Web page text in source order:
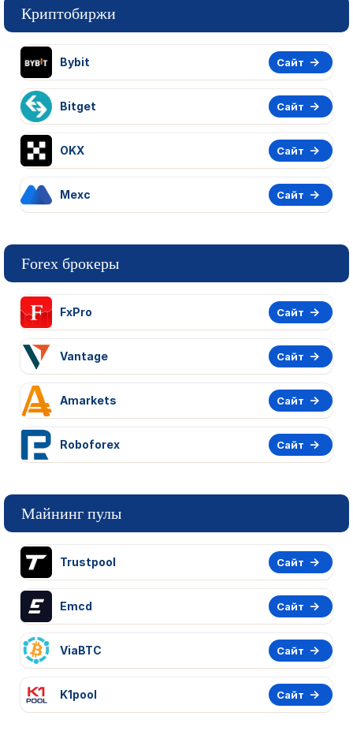
Криптобиржи
Bybit Сайт
Bitget Сайт
OKX Сайт
Mexc Сайт
Forex брокеры
FxPro Сайт
Vantage Сайт
Amarkets Сайт
Roboforex Сайт
Майнинг пулы
Trustpool Сайт
Emcd Сайт
ViaBTC Сайт
K1pool Сайт